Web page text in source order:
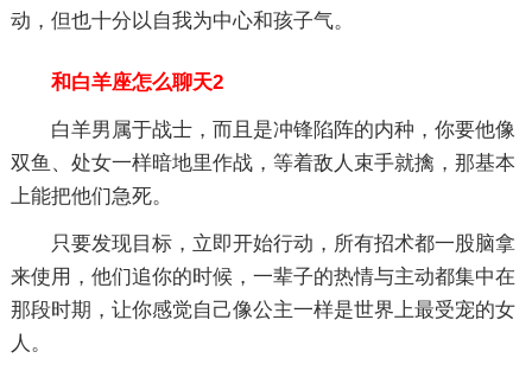
动，但也十分以自我为中心和孩子气。
和白羊座怎么聊天2
白羊男属于战士，而且是冲锋陷阵的内种，你要他像
双鱼、处女一样暗地里作战，等着敌人束手就擒，那基本
上能把他们急死。
只要发现目标，立即开始行动，所有招术都一股脑拿
来使用，他们追你的时候，一辈子的热情与主动都集中在
那段时期，让你感觉自己像公主一样是世界上最受宠的女
人。